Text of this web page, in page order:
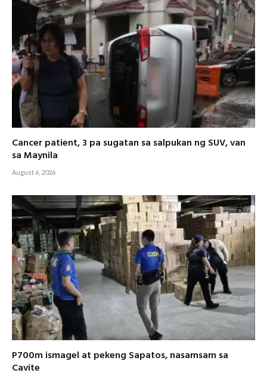
Cancer patient, 3 pa sugatan sa salpukan ng SUV, van
sa Maynila
August 6, 2026
P700m ismagel at pekeng Sapatos, nasamsam sa
Cavite